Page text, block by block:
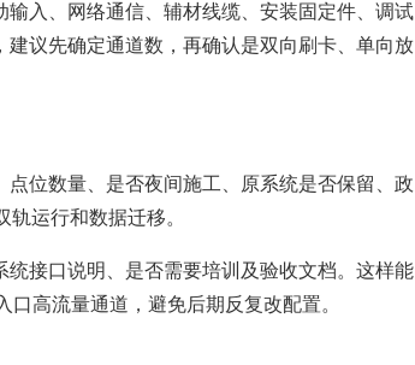
入、网络通信、辅材线缆、安装固定件、调试
议先确定通道数，再确认是双向刷卡、单向放
位数量、是否夜间施工、原系统是否保留、政
运行和数据迁移。
接口说明、是否需要培训及验收文档。这样能
高流量通道，避免后期反复改配置。